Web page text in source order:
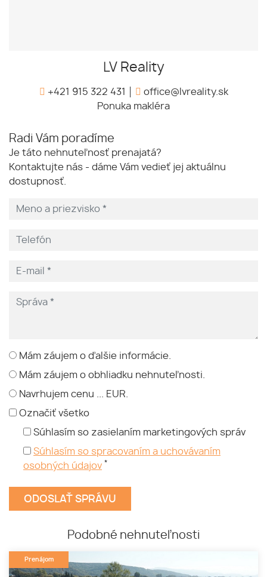
LV Reality
+421 915 322 431
office@lvreality.sk
Ponuka makléra
Radi Vám poradíme
Je táto nehnuteľnosť prenajatá?
Kontaktujte nás - dáme Vám vedieť jej aktuálnu
dostupnosť.
Mám záujem o ďalšie informácie.
Mám záujem o obhliadku nehnuteľnosti.
Navrhujem cenu ... EUR.
Označiť všetko
Súhlasím so zasielaním marketingových správ
Súhlasím so spracovaním a uchovávaním
osobných údajov *
Podobné nehnuteľnosti
Prenájom